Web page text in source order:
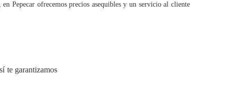
Pepecar ofrecemos precios asequibles y un servicio al cliente
te garantizamos